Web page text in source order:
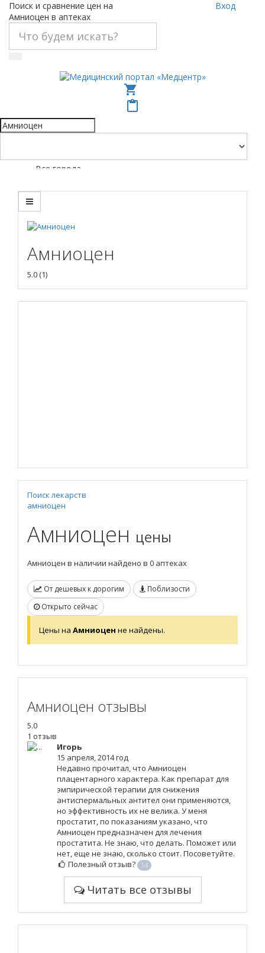
Поиск и сравнение цен на
Амниоцен в аптеках
Вход
shopping_cart
content_paste
Все города
Амниоцен
5.0(1)
Поиск лекарств
амниоцен
Амниоцен цены
Амниоцен в наличии найдено в 0 аптеках
От дешевых к дорогим
Поблизости
Открыто сейчас
Цены на Амниоцен не найдены.
Амниоцен отзывы
5.0
1 отзыв
Игорь
15 апреля, 2014 год
Недавно прочитал, что Амниоцен
плацентарного характера. Как препарат для
эмпирической терапии для снижения
антиспермальных антител они применяются,
но эффективность их не велика. У меня
простатит, по показаниям указано, что
Амниоцен предназначен для лечения
простатита. Не знаю, что делать. Поможет или
нет, еще не знаю, сколько стоит. Посоветуйте.
Полезный отзыв? 14
Читать все отзывы